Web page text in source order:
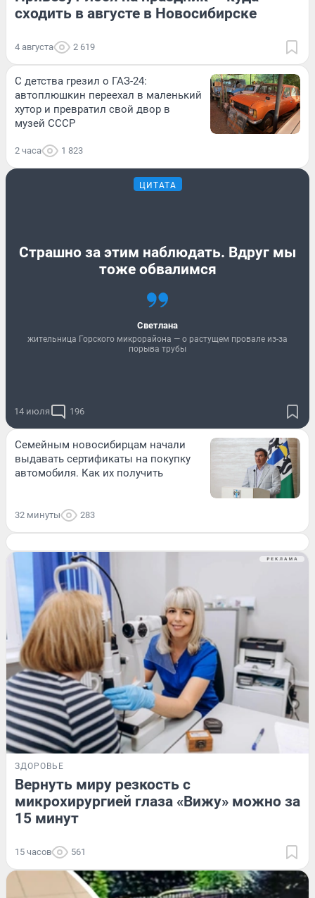
сходить в августе в Новосибирске
4 августа 2 619
С детства грезил о ГАЗ-24:
автоплюшкин переехал в маленький
хутор и превратил свой двор в
музей СССР
2 часа 1 823
ЦИТАТА
Страшно за этим наблюдать. Вдруг мы
тоже обвалимся
Светлана
жительница Горского микрорайона — о растущем провале из-за
порыва трубы
14 июля 196
Семейным новосибирцам начали
выдавать сертификаты на покупку
автомобиля. Как их получить
32 минуты 283
ЗДОРОВЬЕ
Вернуть миру резкость с
микрохирургией глаза «Вижу» можно за
15 минут
15 часов 561